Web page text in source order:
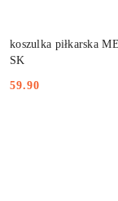
koszulka piłkarska
SK
Cena:
59.90